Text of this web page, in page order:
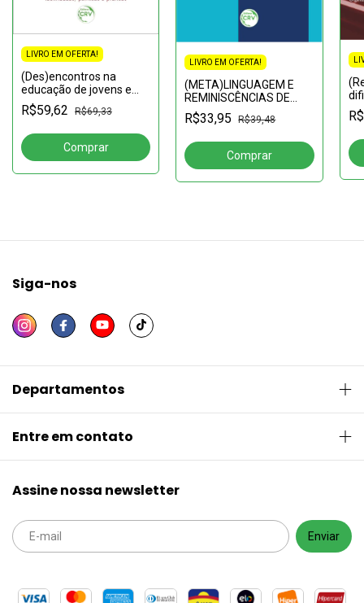
LIVRO EM OFERTA!
(Des)encontros na
educação de jovens e
adultos: identidades,
políticas e práticas
R$59,62 R$69,33
LIVRO EM OFERTA!
(META)LINGUAGEM E
REMINISCÊNCIAS DE
SUJEITO
APRENDENTE:percurso
formação
R$33,95 R$39,48
Siga-nos
Departamentos
Entre em contato
Assine nossa newsletter